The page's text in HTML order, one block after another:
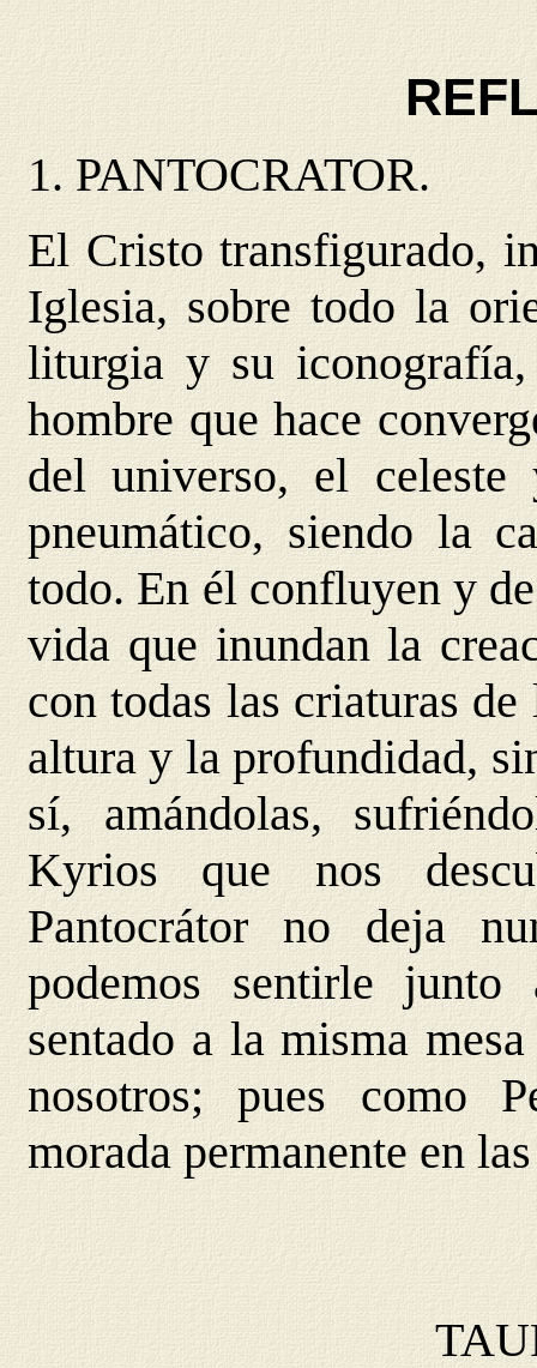
1.PANTOCRATOR.
El Cristo transfigurado,
Iglesia, sobre todo la
liturgia y su
hombre que hace
del universo, el
pneumático, siendo la
todo. En él confluyen y
vida que inundan la
con todas las criaturas
altura y la profundidad,
sí, amándolas,
Kyrios que nos
Pantocrátor no deja
podemos sentirle
sentado a la misma
nosotros; pues como
morada permanente en